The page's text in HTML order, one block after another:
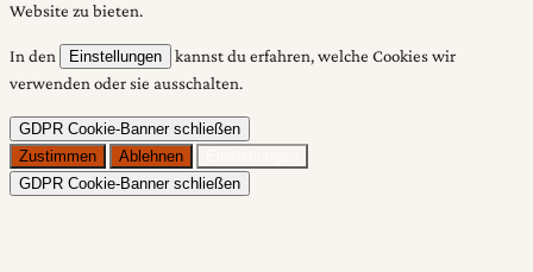
Website zu bieten.
In den Einstellungen
kannst du erfahren, welche Cookies wir
verwenden oder sie ausschalten.
GDPR Cookie-Banner schließen
Zustimmen
Ablehnen
GDPR Cookie-Banner schließen